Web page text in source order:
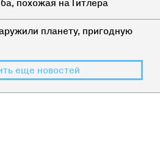
похожая на Гитлера
планету, пригодную
еще новостей